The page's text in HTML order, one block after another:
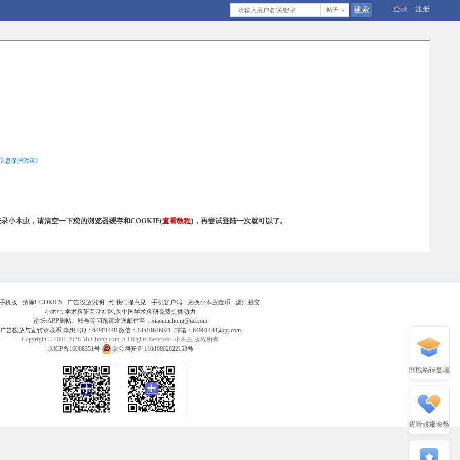
登录 注册
帖子
息保护政策》
小木虫，请清空一下您的浏览器缓存和COOKIE(查看教程)，再尝试登陆一次就可以了。
机版 - 清除COOKIES - 广告投放说明 - 给我们提意见- 手机客户端- 兑换小木虫金币 - 漏洞提交
小木虫,学术科研互动社区,为中国学术科研免费提供动力
论坛/APP删帖、账号等问题请发送邮件至：xiaomuchong@tal.com
广告投放与宣传请联系 李想 QQ： 64901448微信：18510626021 邮箱： 64901448@qq.com
Copyright © 2001-2026 MuChong.com, All Rights Reserved. 小木虫 版权所有
京ICP备16008351号
京公网安备 11010802022153号
閲戝竵鍏戞崲
鍟嗗姟鍚堜綔